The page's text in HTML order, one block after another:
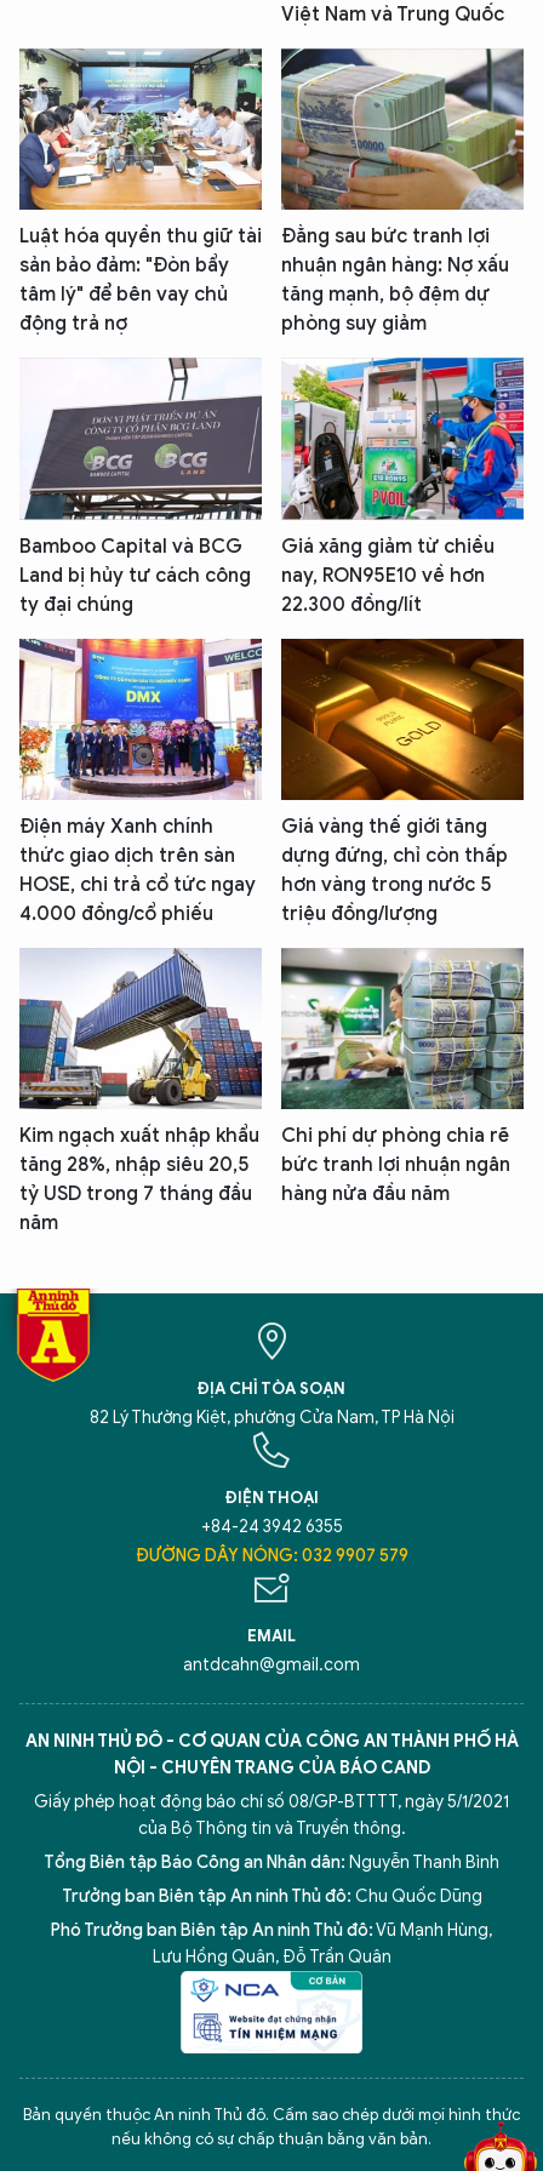
Việt Nam và Trung Quốc
Luật hóa quyền thu giữ tài
sản bảo đảm: "Đòn bẩy
tâm lý" để bên vay chủ
động trả nợ
Đằng sau bức tranh lợi
nhuận ngân hàng: Nợ xấu
tăng mạnh, bộ đệm dự
phòng suy giảm
Bamboo Capital và BCG
Land bị hủy tư cách công
ty đại chúng
Giá xăng giảm từ chiều
nay, RON95E10 về hơn
22.300 đồng/lít
Điện máy Xanh chính
thức giao dịch trên sàn
HOSE, chi trả cổ tức ngay
4.000 đồng/cổ phiếu
Giá vàng thế giới tăng
dựng đứng, chỉ còn thấp
hơn vàng trong nước 5
triệu đồng/lượng
Kim ngạch xuất nhập khẩu
tăng 28%, nhập siêu 20,5
tỷ USD trong 7 tháng đầu
năm
Chi phí dự phòng chia rẽ
bức tranh lợi nhuận ngân
hàng nửa đầu năm
ĐỊA CHỈ TÒA SOẠN
82 Lý Thường Kiệt, phường Cửa Nam, TP Hà Nội
ĐIỆN THOẠI
+84-24 3942 6355
ĐƯỜNG DÂY NÓNG: 032 9907 579
EMAIL
antdcahn@gmail.com
AN NINH THỦ ĐÔ - CƠ QUAN CỦA CÔNG AN THÀNH PHỐ HÀ
NỘI - CHUYÊN TRANG CỦA BÁO CAND
Giấy phép hoạt động báo chí số 08/GP-BTTTT, ngày 5/1/2021
của Bộ Thông tin và Truyền thông.
Tổng Biên tập Báo Công an Nhân dân: Nguyễn Thanh Bình
Trưởng ban Biên tập An ninh Thủ đô: Chu Quốc Dũng
Phó Trưởng ban Biên tập An ninh Thủ đô:Vũ Mạnh Hùng,
Lưu Hồng Quân, Đỗ Trần Quân
Bản quyền thuộc An ninh Thủ đô. Cấm sao chép dưới mọi hình thức
nếu không có sự chấp thuận bằng văn bản.
5 điểm nghẽn của Hà Nội giải pháp xử lý điểm nghẽn của